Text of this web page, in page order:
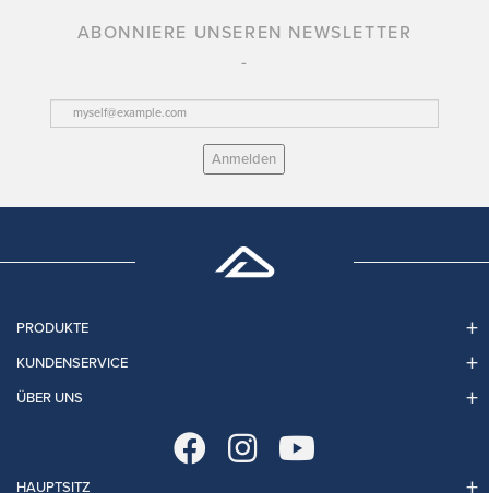
ABONNIERE UNSEREN NEWSLETTER
Anmelden
PRODUKTE
KUNDENSERVICE
ÜBER UNS
HAUPTSITZ